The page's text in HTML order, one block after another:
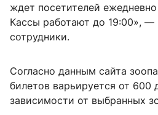
ждет посетителей
Кассы работают до 19:00», —
сотрудники.
Согласно данным сайта
билетов варьируется от 600
зависимости от выбранных